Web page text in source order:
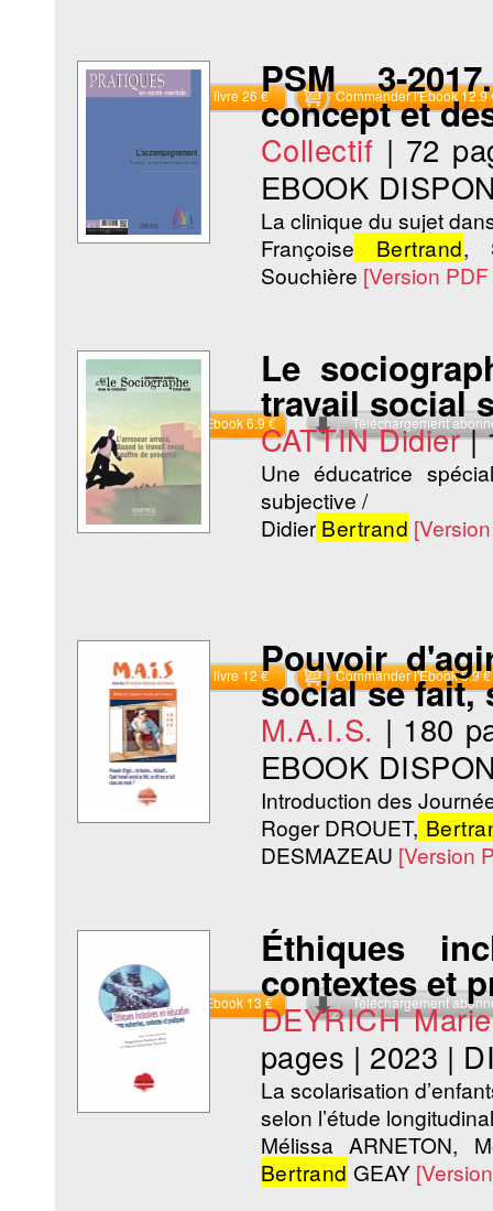
Commander le livre 26 € Commander l'Ebook 12.9
PSM 3-
concept et
Collectif | 72
EBOOK
La clinique du sujet
Françoise Bertrand,
Souchière [Version
Commander l'Ebook 6.9 € Téléchargement
Le
travail social
CATTIN Didier |
Une éducatrice
subjective /
DidierBertrand
Commander le livre 12 € Commander l'Ebook 5.9 €
Pouvoir
social se fait,
M.A.I.S. | 180
EBOOK
Introduction des
Roger DROUET,
DESMAZEAU [Version
Commander l'Ebook 13 € Téléchargement
Éthiques
contextes et
DEYRICH
pages | 2023 |
La scolarisation
selon l’étude
Mélissa ARNETON,
Bertrand GEAY